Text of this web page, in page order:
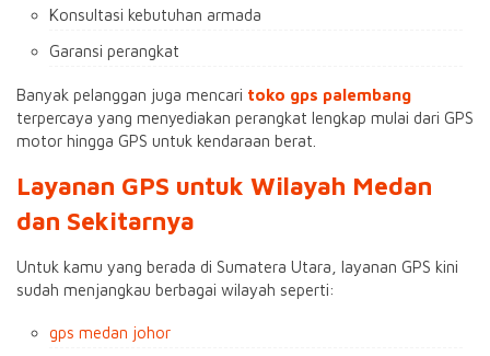
Konsultasi kebutuhan armada
Garansi perangkat
Banyak pelanggan juga mencari toko gps palembang
terpercaya yang menyediakan perangkat lengkap mulai dari GPS
motor hingga GPS untuk kendaraan berat.
Layanan GPS untuk Wilayah Medan
dan Sekitarnya
Untuk kamu yang berada di Sumatera Utara, layanan GPS kini
sudah menjangkau berbagai wilayah seperti:
gps medan johor